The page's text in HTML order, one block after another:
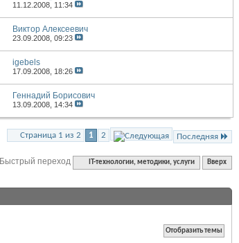
11.12.2008, 11:34
Виктор Алексеевич
23.09.2008,09:23
igebels
17.09.2008, 18:26
Геннадий Борисович
13.09.2008, 14:34
Страница 1 из 2 1 2 Последняя
Быстрый переход IT-технологии, методики, услуги Вверх